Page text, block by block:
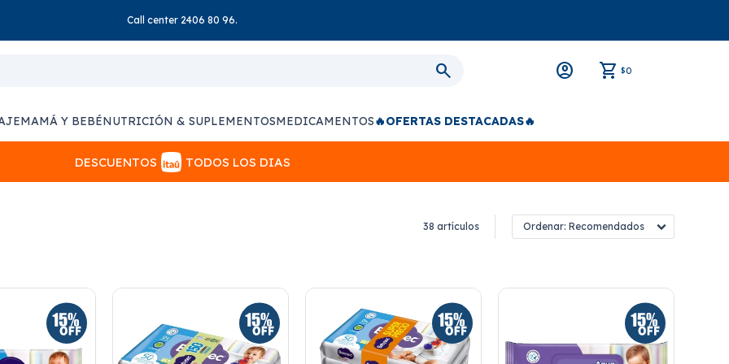
Call center 2406 80 96.
$0
MAMÁ Y BEBÉNUTRICIÓN & SUPLEMENTOSMEDICAMENTOS🔥OFERTAS DESTACADAS🔥
DESCUENTOS TODOS LOS DIAS
38 artículos Recomendados